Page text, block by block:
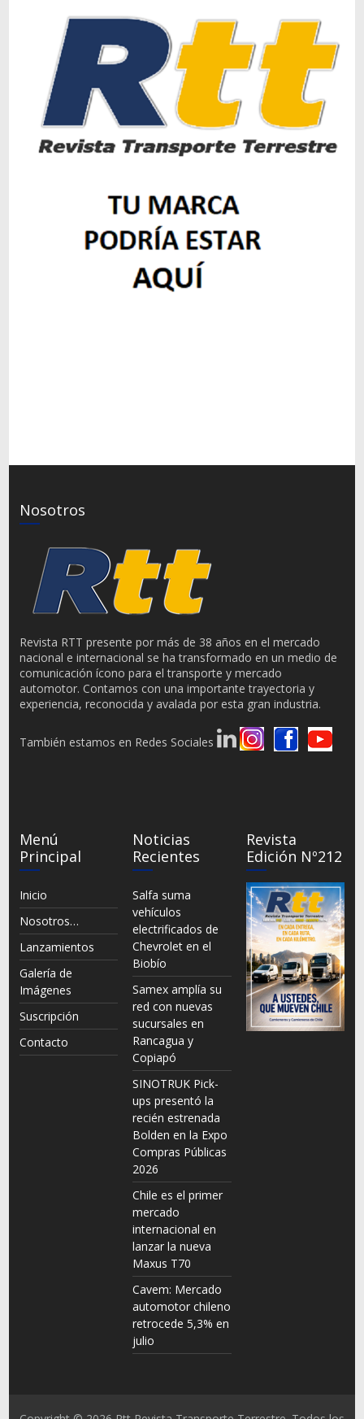
Nosotros
Revista RTT presente por más de 38 años en el mercado
nacional e internacional se ha transformado en un medio de
comunicación ícono para el transporte y mercado
automotor. Contamos con una importante trayectoria y
experiencia, reconocida y avalada por esta gran industria.
También estamos en Redes Sociales
Menú
Principal
Inicio
Nosotros…
Lanzamientos
Galería de
Imágenes
Suscripción
Contacto
Noticias
Recientes
Salfa suma
vehículos
electrificados de
Chevrolet en el
Biobío
Samex amplía su
red con nuevas
sucursales en
Rancagua y
Copiapó
SINOTRUK Pick-
ups presentó la
recién estrenada
Bolden en la Expo
Compras Públicas
2026
Chile es el primer
mercado
internacional en
lanzar la nueva
Maxus T70
Cavem: Mercado
automotor chileno
retrocede 5,3% en
julio
Revista
Edición Nº212